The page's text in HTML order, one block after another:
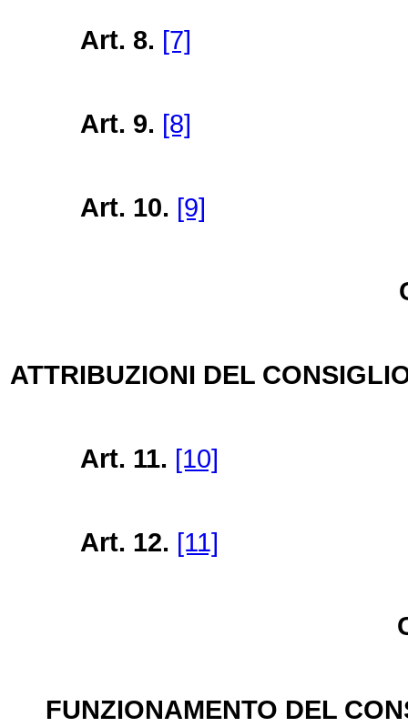
Art. 8. [7]
Art. 9. [8]
Art. 10. [9]
ATTRIBUZIONI DEL
Art. 11. [10]
Art. 12. [11]
FUNZIONAMENTO DEL